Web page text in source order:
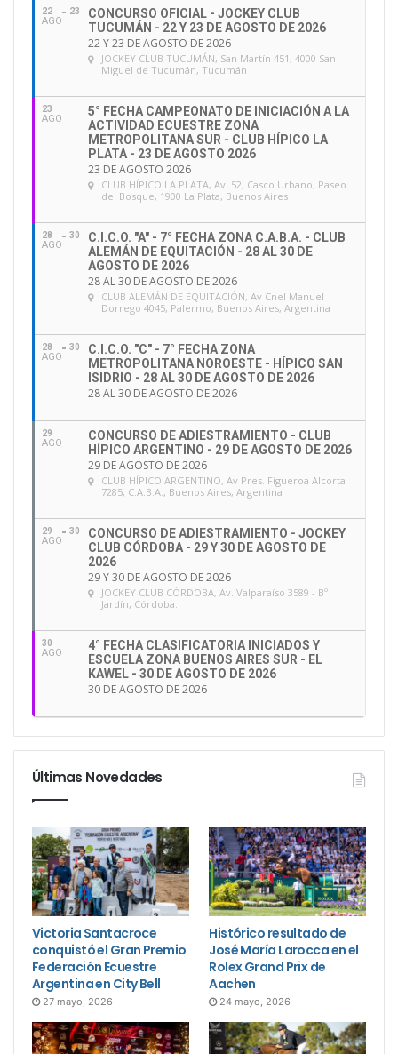
22
AGO
23
CONCURSO OFICIAL - JOCKEY CLUB
TUCUMÁN - 22 Y 23 DE AGOSTO DE 2026
22 Y 23 DE AGOSTO DE 2026
JOCKEY CLUB TUCUMÁN, San Martín 451, 4000 San
Miguel de Tucumán, Tucumán
23
AGO
5° FECHA CAMPEONATO DE INICIACIÓN A LA
ACTIVIDAD ECUESTRE ZONA
METROPOLITANA SUR - CLUB HÍPICO LA
PLATA - 23 DE AGOSTO 2026
23 DE AGOSTO 2026
CLUB HÍPICO LA PLATA, Av. 52, Casco Urbano, Paseo
del Bosque, 1900 La Plata, Buenos Aires
28
AGO
30
C.I.C.O. "A" - 7° FECHA ZONA C.A.B.A. - CLUB
ALEMÁN DE EQUITACIÓN - 28 AL 30 DE
AGOSTO DE 2026
28 AL 30 DE AGOSTO DE 2026
CLUB ALEMÁN DE EQUITACIÓN, Av Cnel Manuel
Dorrego 4045, Palermo, Buenos Aires, Argentina
28
AGO
30
C.I.C.O. "C" - 7° FECHA ZONA
METROPOLITANA NOROESTE - HÍPICO SAN
ISIDRIO - 28 AL 30 DE AGOSTO DE 2026
28 AL 30 DE AGOSTO DE 2026
29
AGO
CONCURSO DE ADIESTRAMIENTO - CLUB
HÍPICO ARGENTINO - 29 DE AGOSTO DE 2026
29 DE AGOSTO DE 2026
CLUB HÍPICO ARGENTINO, Av Pres. Figueroa Alcorta
7285, C.A.B.A., Buenos Aires, Argentina
29
AGO
30
CONCURSO DE ADIESTRAMIENTO - JOCKEY
CLUB CÓRDOBA - 29 Y 30 DE AGOSTO DE
2026
29 Y 30 DE AGOSTO DE 2026
JOCKEY CLUB CÓRDOBA, Av. Valparaíso 3589 - Bº
Jardín, Córdoba.
30
AGO
4° FECHA CLASIFICATORIA INICIADOS Y
ESCUELA ZONA BUENOS AIRES SUR - EL
KAWEL - 30 DE AGOSTO DE 2026
30 DE AGOSTO DE 2026
Últimas Novedades
Victoria Santacroce
conquistó el Gran Premio
Federación Ecuestre
Argentina en City Bell
27 mayo, 2026
Histórico resultado de
José María Larocca en el
Rolex Grand Prix de
Aachen
24 mayo, 2026